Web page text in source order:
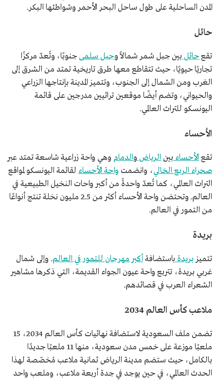
المدن الساحلية على طول ساحل البحر الأحمر وشواطئها البكر.
حائل
تقعحائل بين جبل شمر شمالاً وجبل سلمى جنوبًا، وتُعدّ مركزًا
تجاريًا حيويًا، حيث تتقاطع معها طرق تاريخية تمتد من الشرق إلى
الغرب ومن الشمال إلى الجنوب، وتتميز المدينة بإنتاجها الزراعي
والحيواني، وتضم أيضًا موقعين تراثيين مدرجين على قائمة
اليونسكو للتراث العالمي.
الأحساء
تقع الأحساء بين الرياض والدمام وهي واحة زراعية شاسعة تمتد عبر
صحراء الربع الخالي، وانضمت واحة الأحساء لقائمة اليونسكو لمواقع
التراث العالمي، كما تُعدّ واحدةً من أكبر واحات النخيل الطبيعية في
العالم. وتحتضن واحة الأحساء أكثر من 2.5 مليون نخلة تنتج أنواعًا
من التمور في العالم.
بريدة
تتميز بريدة باستضافة أكبر مهرجان للتمور في العالم. وإلى شمال
غربي بريدة، تتربع واحة عيون الجواء القديمة، التي ذكرها مشاهير
الشعراء العرب في قصائدهم.
ملاعب كأس العالم 2034
تضمن ملف السعودية لاستضافة نهائيات كأس العالم 2034، 15
ملعبًا موزعة على خمس مدن سعودية، منها 11 ملعبًا جديدًا
بالكامل، حيث ستضم مدينة الرياض ثمانية ملاعب مُخصّصة لهذا
الحدث العالمي، في حين يوجد في جدة أربعة ملاعب، وملعب واحد